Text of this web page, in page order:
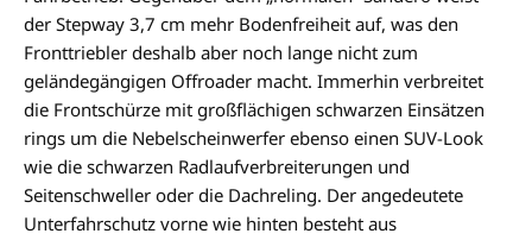
der Stepway 3,7 cm mehr Bodenfreiheit auf, was den
Fronttriebler deshalb aber noch lange nicht zum
geländegängigen Offroader macht. Immerhin verbreitet
die Frontschürze mit großflächigen schwarzen Einsätzen
rings um die Nebelscheinwerfer ebenso einen SUV-Look
wie die schwarzen Radlaufverbreiterungen und
Seitenschweller oder die Dachreling. Der angedeutete
Unterfahrschutz vorne wie hinten besteht aus